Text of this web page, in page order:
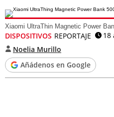
Xiaomi UltraThin Magnetic Power
DISPOSITIVOS REPORTAJE
18
Noelia Murillo
Añádenos en Google